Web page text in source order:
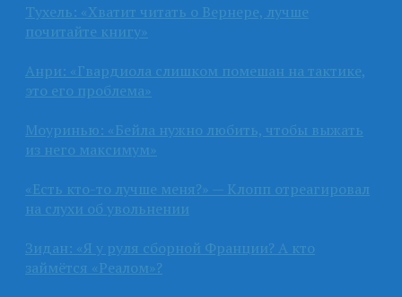
Тухель: «Хватит читать о Вернере, лучше
почитайте книгу»
Анри: «Гвардиола слишком помешан на тактике,
это его проблема»
Моуринью: «Бейла нужно любить, чтобы выжать
из него максимум»
«Есть кто-то лучше меня?» — Клопп отреагировал
на слухи об увольнении
Зидан: «Я у руля сборной Франции? А кто
займётся «Реалом»?